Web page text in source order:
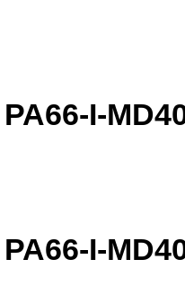
PA66-I-
PA66-I-